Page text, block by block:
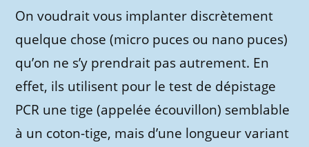
On voudrait vous implanter discrètement
quelque chose (micro puces ou nano puces)
qu’on ne s’y prendrait pas autrement. En
effet, ils utilisent pour le test de dépistage
PCR une tige (appelée écouvillon) semblable
à un coton-tige, mais d’une longueur variant